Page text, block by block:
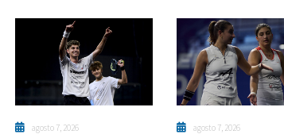
agosto 7, 2026 agosto 7, 2026